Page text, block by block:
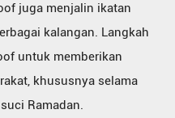
juga menjalin ikatan
kalangan. Langkah
untuk memberikan
khususnya selama
Ramadan.